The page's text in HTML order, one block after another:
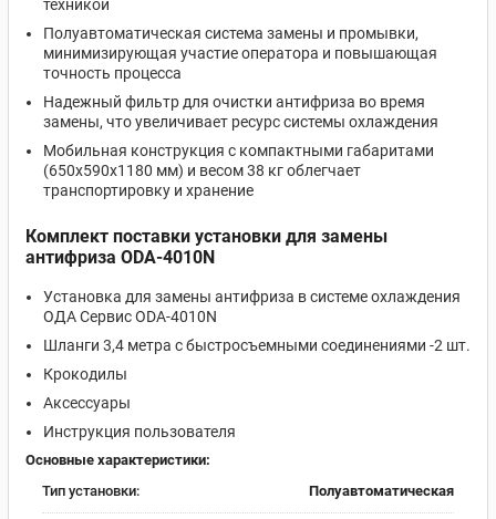
техникой
Полуавтоматическая система замены и промывки,
минимизирующая участие оператора и повышающая
точность процесса
Надежный фильтр для очистки антифриза во время
замены, что увеличивает ресурс системы охлаждения
Мобильная конструкция с компактными габаритами
(650х590х1180 мм) и весом 38 кг облегчает
транспортировку и хранение
Комплект поставки установки для замены
антифриза ODA-4010N
Установка для замены антифриза в системе охлаждения
ОДА Сервис ODA-4010N
Шланги 3,4 метра с быстросъемными соединениями -2 шт.
Крокодилы
Аксессуары
Инструкция пользователя
Основные характеристики:
Тип установки:
Полуавтоматическая